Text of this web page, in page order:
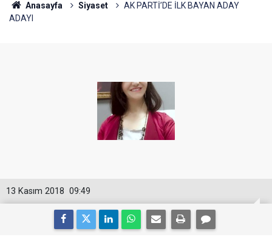
Anasayfa Siyaset
AK PARTİ’DE İLK BAYAN ADAY
ADAYI
09:49
13 Kasım 2018